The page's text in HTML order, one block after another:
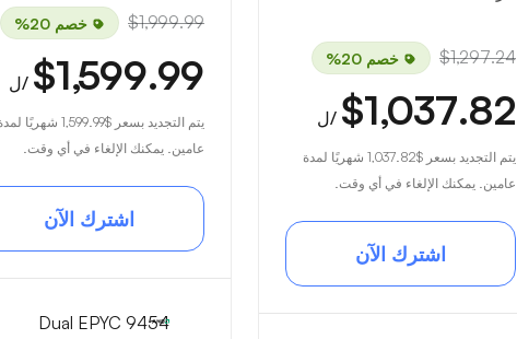
$1,297.24 خصم 20%
$1,037.82 /ل
يتم التجديد بسعر $1,037.82
شهريًا لمدة
عامين. يمكنك الإلغاء في أي وقت.
اشترك الآن
$1,999.99 خصم 20%
$1,599.99 /ل
يتم التجديد بسعر $1,599.99
شهريًا
عامين. يمكنك الإلغاء في أي وقت.
اشترك الآن
Dual EPYC 9454